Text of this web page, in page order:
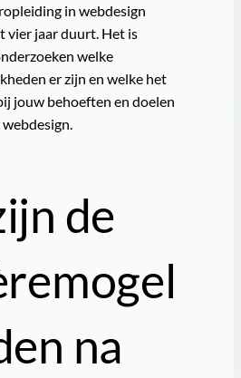
in webdesign
vier jaar duurt. Het is
welke
er zijn en welke het
jouw behoeften en doelen
de
na